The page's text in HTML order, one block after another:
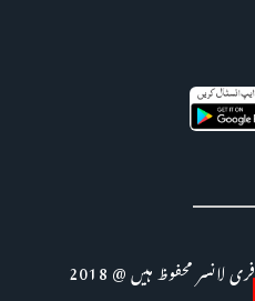
محفوظ ہیں @ 2018